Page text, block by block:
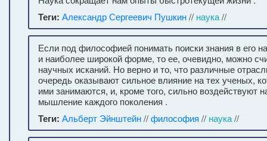
Теги: Александр Сергеевич Пушкин// наука//
Если под философией понимать поиски знания в его
и наиболее широкой форме, то ее, очевидно, можно
научных исканий. Но верно и то, что различные
очередь оказывают сильное влияние на тех ученых,
ими занимаются, и, кроме того, сильно воздействуют
мышление каждого поколения .
Теги: Альберт Эйнштейн//философия // наука//